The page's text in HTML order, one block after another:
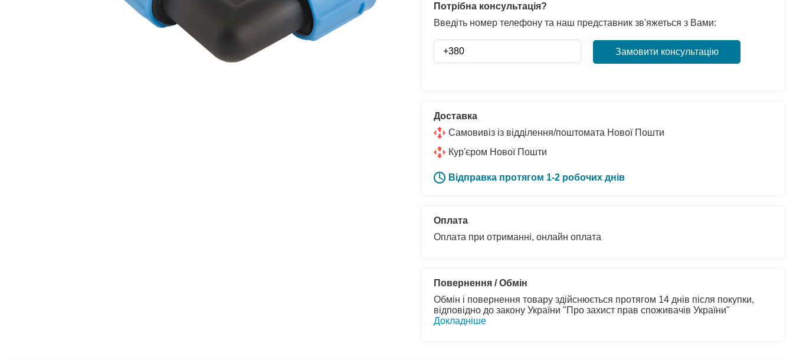
Потрібна консультація?
Введіть номер телефону та наш представник зв'яжеться з Вами:
Замовити консультацію
Доставка
Самовивіз із відділення/поштомата Нової Пошти
Кур'єром Нової Пошти
Відправка протягом 1-2 робочих днів
Оплата
Оплата при отриманні, онлайн оплата
Повернення / Обмін
Обмін і повернення товару здійснюється протягом 14 днів після покупки,
відповідно до закону України "Про захист прав споживачів України"
Докладніше